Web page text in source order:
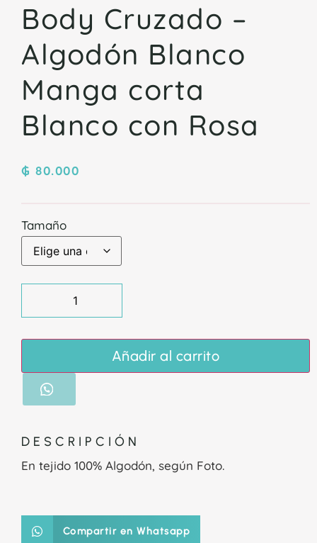
Body Cruzado –
Algodón Blanco
Manga corta
Blanco con Rosa
₲ 80.000
Tamaño
Añadir al carrito
DESCRIPCIÓN
En tejido 100% Algodón, según Foto.
Compartir en Whatsapp